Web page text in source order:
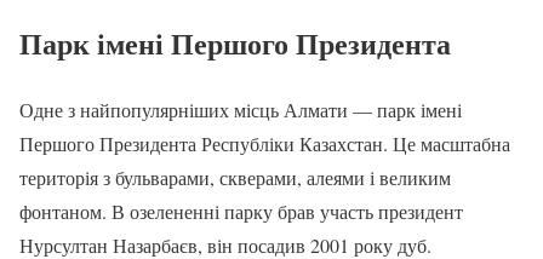
Парк імені Першого Президента
Одне з найпопулярніших місць Алмати — парк імені
Першого Президента Республіки Казахстан. Це масштабна
територія з бульварами, скверами, алеями і великим
фонтаном. В озелененні парку брав участь президент
Нурсултан Назарбаєв, він посадив 2001 року дуб.